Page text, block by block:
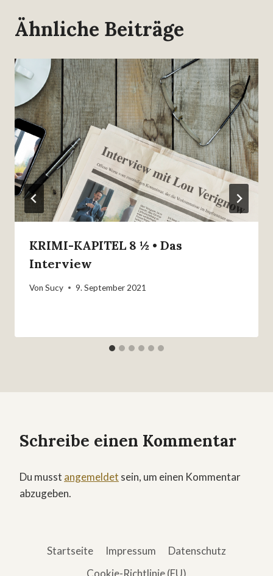
Ähnliche Beiträge
KRIMI-KAPITEL 8 ½ • Das
Interview
Von Sucy 9. September 2021
Schreibe einen Kommentar
Du musst angemeldet sein, um einen Kommentar
abzugeben.
Startseite Impressum
Datenschutz
Cookie-Richtlinie (EU)